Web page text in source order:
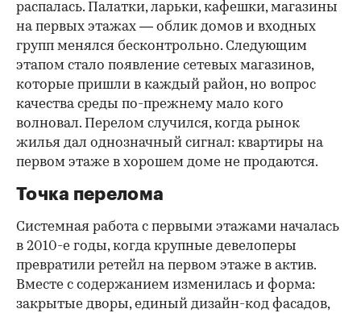
распалась. Палатки, ларьки, кафешки, магазины
на первых этажах — облик домов и входных
групп менялся бесконтрольно. Следующим
этапом стало появление сетевых магазинов,
которые пришли в каждый район, но вопрос
качества среды по-прежнему мало кого
волновал. Перелом случился, когда рынок
жилья дал однозначный сигнал: квартиры на
первом этаже в хорошем доме не продаются.
Точка перелома
Системная работа с первыми этажами началась
в 2010-е годы, когда крупные девелоперы
превратили ретейл на первом этаже в актив.
Вместе с содержанием изменилась и форма:
закрытые дворы, единый дизайн-код фасадов,